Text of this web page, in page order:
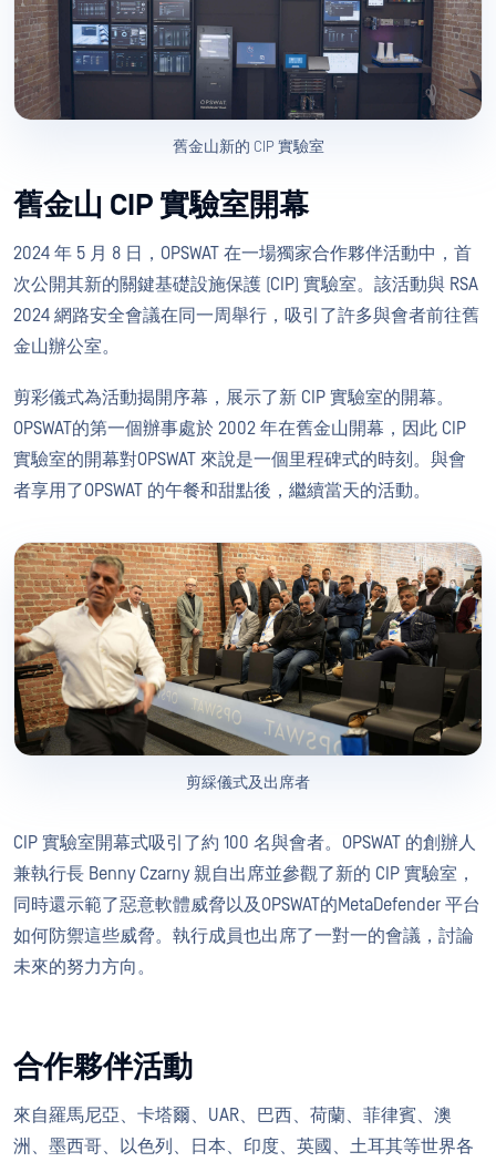
舊金山新的 CIP 實驗室
舊金山 CIP 實驗室開幕
2024 年 5 月 8 日，OPSWAT 在一場獨家合作夥伴活動中，首
次公開其新的關鍵基礎設施保護 (CIP) 實驗室。該活動與 RSA
2024 網路安全會議在同一周舉行，吸引了許多與會者前往舊
金山辦公室。
剪彩儀式為活動揭開序幕，展示了新 CIP 實驗室的開幕。
OPSWAT的第一個辦事處於 2002 年在舊金山開幕，因此 CIP
實驗室的開幕對OPSWAT 來說是一個里程碑式的時刻。與會
者享用了OPSWAT 的午餐和甜點後，繼續當天的活動。
剪綵儀式及出席者
CIP 實驗室開幕式吸引了約 100 名與會者。OPSWAT 的創辦人
兼執行長 Benny Czarny 親自出席並參觀了新的 CIP 實驗室，
同時還示範了惡意軟體威脅以及OPSWAT的MetaDefender 平台
如何防禦這些威脅。執行成員也出席了一對一的會議，討論
未來的努力方向。
合作夥伴活動
來自羅馬尼亞、卡塔爾、UAR、巴西、荷蘭、菲律賓、澳
洲、墨西哥、以色列、日本、印度、英國、土耳其等世界各